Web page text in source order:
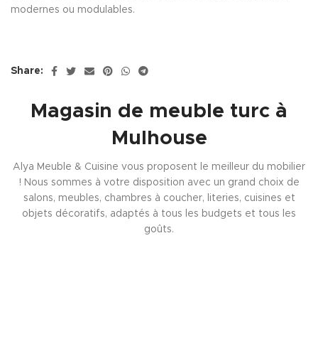
modernes ou modulables.
Share:
Magasin de meuble turc à
Mulhouse
Alya Meuble & Cuisine vous proposent le meilleur du mobilier
! Nous sommes à votre disposition avec un grand choix de
salons, meubles, chambres à coucher, literies, cuisines et
objets décoratifs, adaptés à tous les budgets et tous les
goûts.